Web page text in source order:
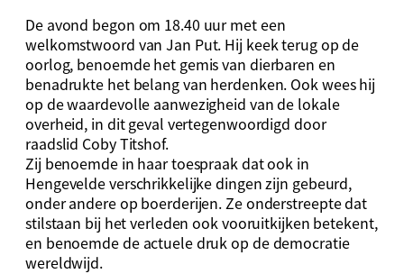
De avond begon om 18.40 uur met een
welkomstwoord van Jan Put. Hij keek terug op de
oorlog, benoemde het gemis van dierbaren en
benadrukte het belang van herdenken. Ook wees hij
op de waardevolle aanwezigheid van de lokale
overheid, in dit geval vertegenwoordigd door
raadslid Coby Titshof.
Zij benoemde in haar toespraak dat ook in
Hengevelde verschrikkelijke dingen zijn gebeurd,
onder andere op boerderijen. Ze onderstreepte dat
stilstaan bij het verleden ook vooruitkijken betekent,
en benoemde de actuele druk op de democratie
wereldwijd.